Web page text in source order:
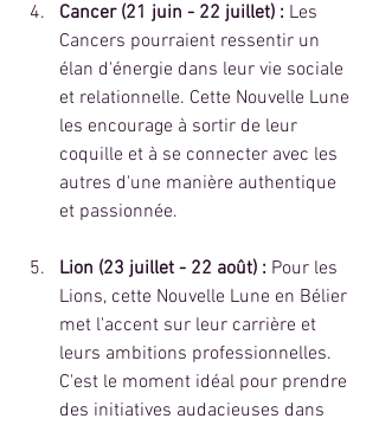
Cancer (21 juin - 22 juillet) : Les
Cancers pourraient ressentir un
élan d'énergie dans leur vie sociale
et relationnelle. Cette Nouvelle Lune
les encourage à sortir de leur
coquille et à se connecter avec les
autres d'une manière authentique
et passionnée.
Lion (23 juillet - 22 août) : Pour les
Lions, cette Nouvelle Lune en Bélier
met l'accent sur leur carrière et
leurs ambitions professionnelles.
C'est le moment idéal pour prendre
des initiatives audacieuses dans